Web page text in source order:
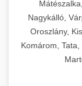
Nagykálló,
Oroszlány,
Komárom,